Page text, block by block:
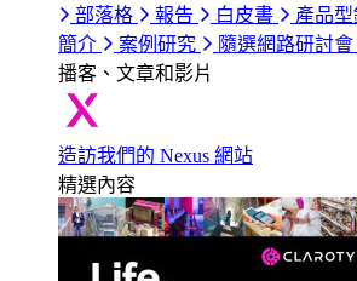
部落格
報告 白皮書 產品
簡介
案例研究 隨選網路研討會
播客、文章和影片
造訪我們的 Nexus 網站
精選內容